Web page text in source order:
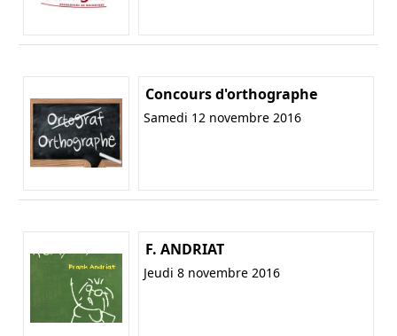
Concours d'orthographe
Samedi 12 novembre 2016
F. ANDRIAT
Jeudi 8 novembre 2016